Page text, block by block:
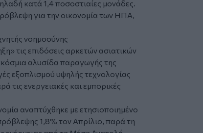
κατά 1,4 ποσοστιαίες μονάδες.
για την οικονομία των ΗΠΑ,
νοημοσύνης
τις επιδόσεις αρκετών ασιατικών
αλυσίδα παραγωγής της
εξοπλισμού υψηλής τεχνολογίας
τις ενεργειακές και εμπορικές
αναπτύχθηκε με ετησιοποιημένο
1,8% τον Απρίλιο, παρά τη